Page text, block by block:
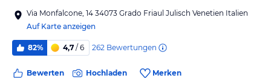
Via Monfalcone, 14 34073 Grado Friaul Julisch Venetien Italien
Auf Karte anzeigen
82% 4,7 / 6 262 Bewertungen
Bewerten Hochladen Merken